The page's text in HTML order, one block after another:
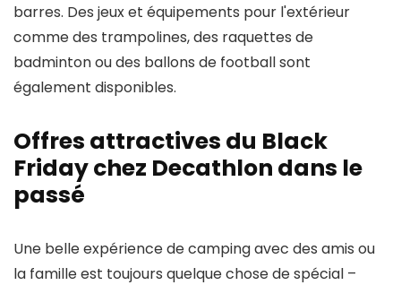
barres. Des jeux et équipements pour l'extérieur
comme des trampolines, des raquettes de
badminton ou des ballons de football sont
également disponibles.
Offres attractives du Black
Friday chez Decathlon dans le
passé
Une belle expérience de camping avec des amis ou
la famille est toujours quelque chose de spécial –